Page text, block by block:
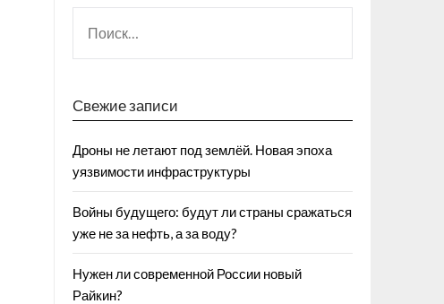
Свежие записи
Дроны не летают под землёй. Новая эпоха
уязвимости инфраструктуры
Войны будущего: будут ли страны сражаться
уже не за нефть, а за воду?
Нужен ли современной России новый
Райкин?